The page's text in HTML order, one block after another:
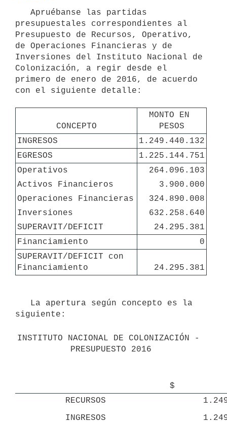
presupuestales correspondientes al
Presupuesto de Recursos, Operativo,
de Operaciones Financieras y de
Inversiones del Instituto Nacional de
Colonización, a regir desde el
primero de enero de 2016, de acuerdo
con el siguiente detalle:
CONCEPTO
MONTO EN
PESOS
INGRESOS
1.249.440.132
EGRESOS
1.225.144.751
Operativos
264.096.103
Activos Financieros
3.900.000
Operaciones Financieras
324.890.008
Inversiones
632.258.640
SUPERAVIT/DEFICIT
24.295.381
Financiamiento
0
SUPERAVIT/DEFICIT con
Financiamiento
24.295.381
siguiente:
INSTITUTO NACIONAL DE COLONIZACIÓN -
PRESUPUESTO 2016
$
RECURSOS
INGRESOS